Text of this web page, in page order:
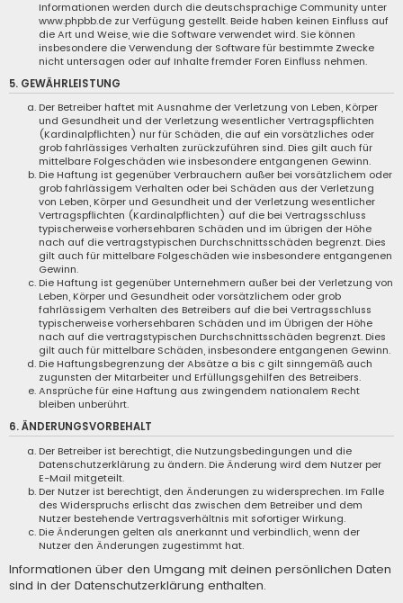
Informationen werden durch die deutschsprachige Community unter
www.phpbb.de zur Verfügung gestellt. Beide haben keinen Einfluss auf
die Art und Weise, wie die Software verwendet wird. Sie können
insbesondere die Verwendung der Software für bestimmte Zwecke
nicht untersagen oder auf Inhalte fremder Foren Einfluss nehmen.
5. GEWÄHRLEISTUNG
Der Betreiber haftet mit Ausnahme der Verletzung von Leben, Körper
und Gesundheit und der Verletzung wesentlicher Vertragspflichten
(Kardinalpflichten) nur für Schäden, die auf ein vorsätzliches oder
grob fahrlässiges Verhalten zurückzuführen sind. Dies gilt auch für
mittelbare Folgeschäden wie insbesondere entgangenen Gewinn.
Die Haftung ist gegenüber Verbrauchern außer bei vorsätzlichem oder
grob fahrlässigem Verhalten oder bei Schäden aus der Verletzung
von Leben, Körper und Gesundheit und der Verletzung wesentlicher
Vertragspflichten (Kardinalpflichten) auf die bei Vertragsschluss
typischerweise vorhersehbaren Schäden und im übrigen der Höhe
nach auf die vertragstypischen Durchschnittsschäden begrenzt. Dies
gilt auch für mittelbare Folgeschäden wie insbesondere entgangenen
Gewinn.
Die Haftung ist gegenüber Unternehmern außer bei der Verletzung von
Leben, Körper und Gesundheit oder vorsätzlichem oder grob
fahrlässigem Verhalten des Betreibers auf die bei Vertragsschluss
typischerweise vorhersehbaren Schäden und im Übrigen der Höhe
nach auf die vertragstypischen Durchschnittsschäden begrenzt. Dies
gilt auch für mittelbare Schäden, insbesondere entgangenen Gewinn.
Die Haftungsbegrenzung der Absätze a bis c gilt sinngemäß auch
zugunsten der Mitarbeiter und Erfüllungsgehilfen des Betreibers.
Ansprüche für eine Haftung aus zwingendem nationalem Recht
bleiben unberührt.
6. ÄNDERUNGSVORBEHALT
Der Betreiber ist berechtigt, die Nutzungsbedingungen und die
Datenschutzerklärung zu ändern. Die Änderung wird dem Nutzer per
E-Mail mitgeteilt.
Der Nutzer ist berechtigt, den Änderungen zu widersprechen. Im Falle
des Widerspruchs erlischt das zwischen dem Betreiber und dem
Nutzer bestehende Vertragsverhältnis mit sofortiger Wirkung.
Die Änderungen gelten als anerkannt und verbindlich, wenn der
Nutzer den Änderungen zugestimmt hat.
Informationen über den Umgang mit deinen persönlichen Daten
sind in der Datenschutzerklärung enthalten.